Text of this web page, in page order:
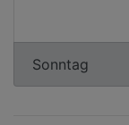
Sonntag